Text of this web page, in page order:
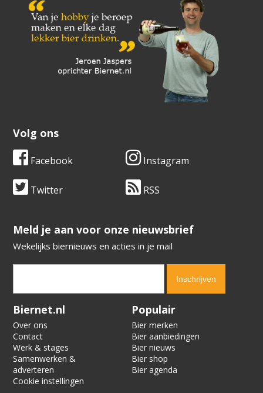
Volg ons
Facebook Instagram
Twitter RSS
​​​​​​​Meld je aan voor onze nieuwsbrief
Wekelijks biernieuws en acties in je mail
Verification code:
Biernet.nl
Over ons
Contact
Werk & stages
Samenwerken &
adverteren
Cookie instellingen
Populair
Bier merken
Bier aanbiedingen
Bier nieuws
Bier shop
Bier agenda